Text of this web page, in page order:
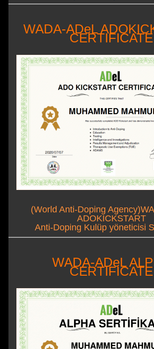
WADA-ADeL
CERTIFICATE
(World Anti-Doping
ADOKICKSTART
Anti-Doping Kulüp yöneticisi
WADA-ADeL
CERTIFICATE